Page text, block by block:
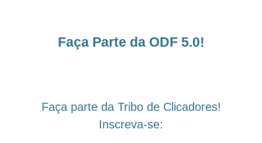
Faça Parte da ODF 5.0!
Faça parte da Tribo de Clicadores!
Inscreva-se: